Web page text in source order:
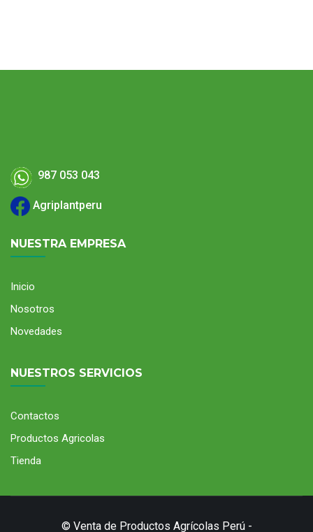
987 053 043
Agriplantperu
NUESTRA EMPRESA
Inicio
Nosotros
Novedades
NUESTROS SERVICIOS
Contactos
Productos Agricolas
Tienda
© Venta de Productos Agrícolas Perú -